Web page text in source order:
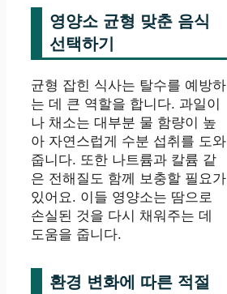
영양소 균형 맞춘 음식
선택하기
균형 잡힌 식사는 탈수를 예방하
는 데 큰 역할을 합니다. 과일이
나 채소는 대부분 물 함량이 높
아 자연스럽게 수분 섭취를 도와
줍니다. 또한 나트륨과 칼륨 같
은 전해질도 함께 보충할 필요가
있어요. 이들 영양소는 땀으로
손실된 것을 다시 채워주는 데
도움을 줍니다.
환경 변화에 따른 적절